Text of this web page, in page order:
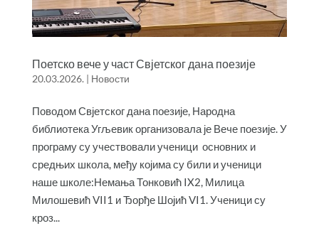
Поетско вече у част Свјетског дана поезије
20.03.2026. | Новости
Поводом Свјетског дана поезије, Народна
библиотека Угљевик организовала је Вече поезије. У
програму су учествовали ученици основних и
средњих школа, међу којима су били и ученици
наше школе:Немања Тонковић IX2, Милица
Милошевић VII1 и Ђорђе Шојић VI1. Ученици су
кроз...